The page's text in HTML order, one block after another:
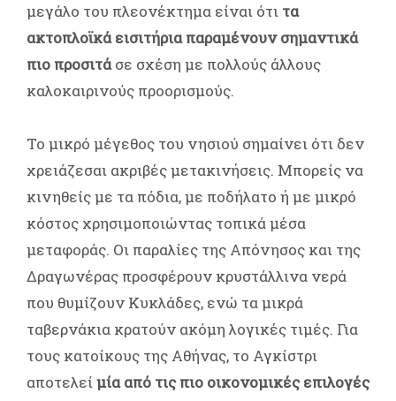
μεγάλο του πλεονέκτημα είναι ότι τα
ακτοπλοϊκά εισιτήρια παραμένουν σημαντικά
πιο προσιτάσε σχέση με πολλούς άλλους
καλοκαιρινούς προορισμούς.
Το μικρό μέγεθος του νησιού σημαίνει ότι δεν
χρειάζεσαι ακριβές μετακινήσεις. Μπορείς να
κινηθείς με τα πόδια, με ποδήλατο ή με μικρό
κόστος χρησιμοποιώντας τοπικά μέσα
μεταφοράς. Οι παραλίες της Απόνησος και της
Δραγωνέρας προσφέρουν κρυστάλλινα νερά
που θυμίζουν Κυκλάδες, ενώ τα μικρά
ταβερνάκια κρατούν ακόμη λογικές τιμές. Για
τους κατοίκους της Αθήνας, το Αγκίστρι
αποτελείμία από τις πιο οικονομικές επιλογές